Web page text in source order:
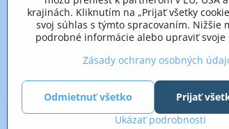
od 13.00 hod. do 16.00 hod.
(od 16.00 hod. zasadá výbor SRZ-
+421 32 652 59 25
len v úradné hodiny
krajinách. Kliknutím na „Prijať všetky
svoj súhlas s týmto spracovaním. Nižšie
podrobné informácie alebo upraviť svoje
Zásady ochrany osobných
Ukázať podrobnosti
Prijať
Odmietnuť všetko